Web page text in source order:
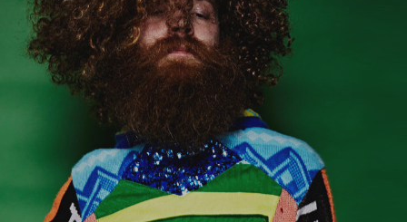
MAI DE LA DANSE
LE PASSEDANSE
LES LIEUX PARTENAIRES